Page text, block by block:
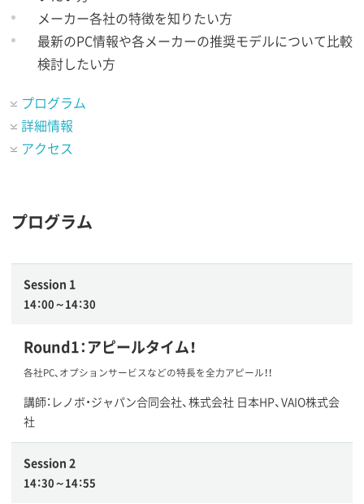
メーカー各社の特徴を知りたい方
最新のPC情報や各メーカーの推奨モデルについて比較
検討したい方
プログラム
詳細情報
アクセス
プログラム
Session 1
14：00～14：30
Round1：アピールタイム！
各社PC、オプションサービスなどの特長を全力アピール！！
講師：レノボ・ジャパン合同会社、株式会社 日本HP、VAIO株式会
社
Session 2
14：30～14：55